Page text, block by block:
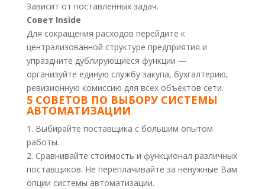
Зависит от поставленных задач.
Совет Inside
Для сокращения расходов перейдите к
централизованной структуре предприятия и
упраздните дублирующиеся функции —
организуйте единую службу закупа, бухгалтерию,
ревизионную комиссию для всех объектов сети.
5 СОВЕТОВ ПО ВЫБОРУ СИСТЕМЫ
АВТОМАТИЗАЦИИ
1. Выбирайте поставщика с большим опытом
работы.
2. Сравнивайте стоимость и функционал различных
поставщиков. Не переплачивайте за ненужные Вам
опции системы автоматизации.